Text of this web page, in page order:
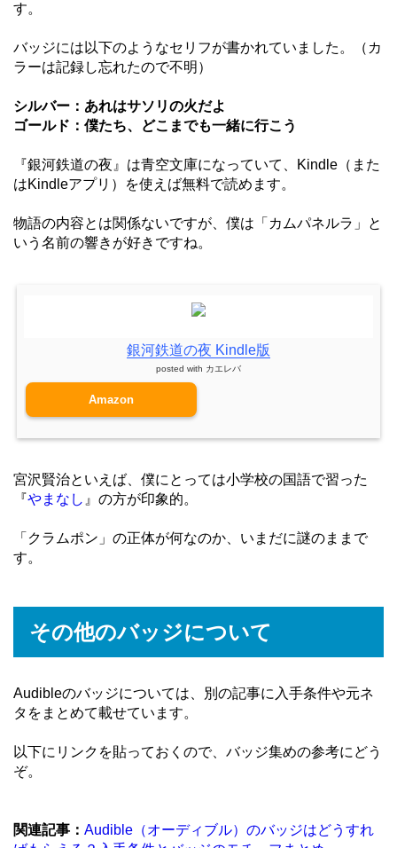
す。
バッジには以下のようなセリフが書かれていました。（カ
ラーは記録し忘れたので不明）
シルバー：あれはサソリの火だよ
ゴールド：僕たち、どこまでも一緒に行こう
『銀河鉄道の夜』は青空文庫になっていて、Kindle（また
はKindleアプリ）を使えば無料で読めます。
物語の内容とは関係ないですが、僕は「カムパネルラ」と
いう名前の響きが好きですね。
銀河鉄道の夜 Kindle版
posted with カエレバ
Amazon
宮沢賢治といえば、僕にとっては小学校の国語で習った
『やまなし 』の方が印象的。
「クラムポン」の正体が何なのか、いまだに謎のままで
す。
その他のバッジについて
Audibleのバッジについては、別の記事に入手条件や元ネ
タをまとめて載せています。
以下にリンクを貼っておくので、バッジ集めの参考にどう
ぞ。
関連記事： Audible（オーディブル）のバッジはどうすれ